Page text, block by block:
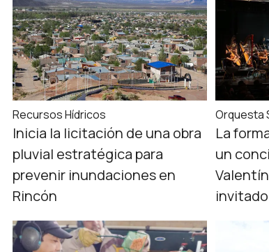
Recursos Hídricos
Inicia la licitación de una obra
pluvial estratégica para
prevenir inundaciones en
Rincón
Orquesta
La
un
invitado